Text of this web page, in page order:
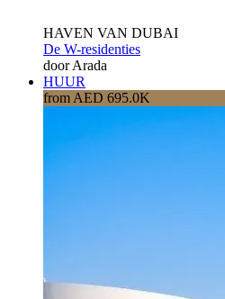
HAVEN VAN DUBAI
De W-residenties
door Arada
HUUR
from AED 695.0K